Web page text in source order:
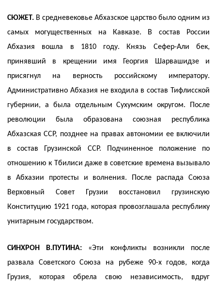
СЮЖЕТ. В средневековье Абхазское царство было одним из
самых могущественных на Кавказе. В состав России
Абхазия вошла в 1810 году. Князь Сефер-Али бек,
принявший в крещении имя Георгия Шарвашидзе и
присягнул на верность российскому императору.
Административно Абхазия не входила в состав Тифлисской
губернии, а была отдельным Сухумским округом. После
революции была образована союзная республика
Абхазская ССР, позднее на правах автономии ее включили
в состав Грузинской ССР. Подчиненное положение по
отношению к Тбилиси даже в советские времена вызывало
в Абхазии протесты и волнения. После распада Союза
Верховный Совет Грузии восстановил грузинскую
Конституцию 1921 года, которая провозглашала республику
унитарным государством.
СИНХРОН В.ПУТИНА: «Эти конфликты возникли после
развала Советского Союза на рубеже 90-х годов, когда
Грузия, которая обрела свою независимость, вдруг